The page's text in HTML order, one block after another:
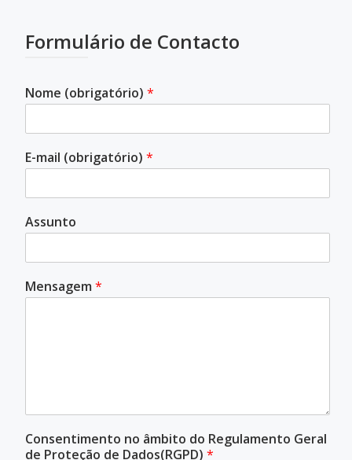
Formulário de Contacto
Nome (obrigatório) *
E-mail (obrigatório) *
Assunto
Mensagem *
Consentimento no âmbito do Regulamento Geral
de Proteção de Dados(RGPD) *